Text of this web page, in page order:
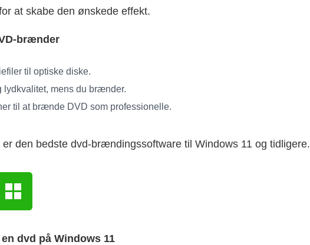
at skabe den ønskede effekt.
brænder
til optiske diske.
lydkvalitet, mens du brænder.
til at brænde DVD som professionelle.
den bedste dvd-brændingssoftware til Windows 11 og tidligere.
dvd på Windows 11